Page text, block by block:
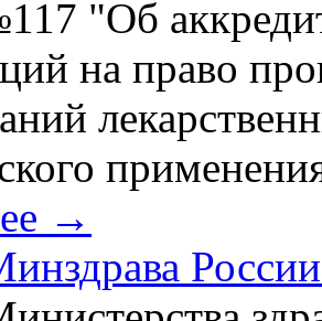
"Об
на право
→